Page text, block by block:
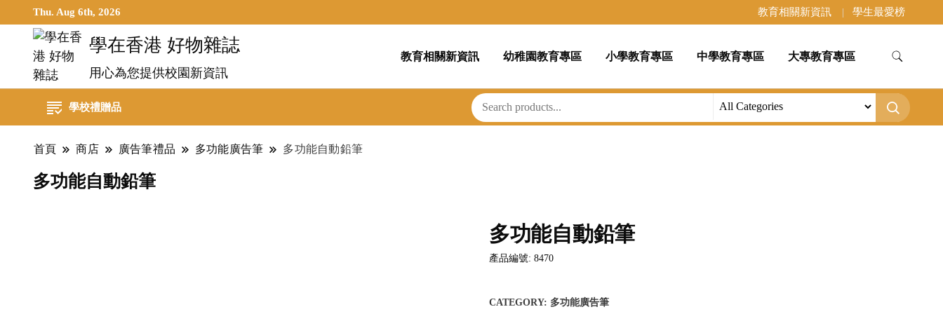
Thu. Aug 6th, 2026 教育相關新資訊 學生最愛榜
學在香港 好物雜誌
用心為您提供校園新資訊
教育相關新資訊 幼稚園教育專區 小學教育專區 中學教育專區 大專教育專區
學校禮贈品
首頁 商店 廣告筆禮品 多功能廣告筆 多功能自動鉛筆
多功能自動鉛筆
多功能自動鉛筆
產品編號: 8470
CATEGORY: 多功能廣告筆